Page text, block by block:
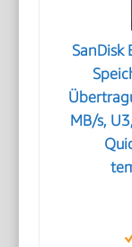
SanDisk
MB/s,